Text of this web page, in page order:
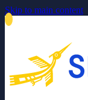
Skip to main content